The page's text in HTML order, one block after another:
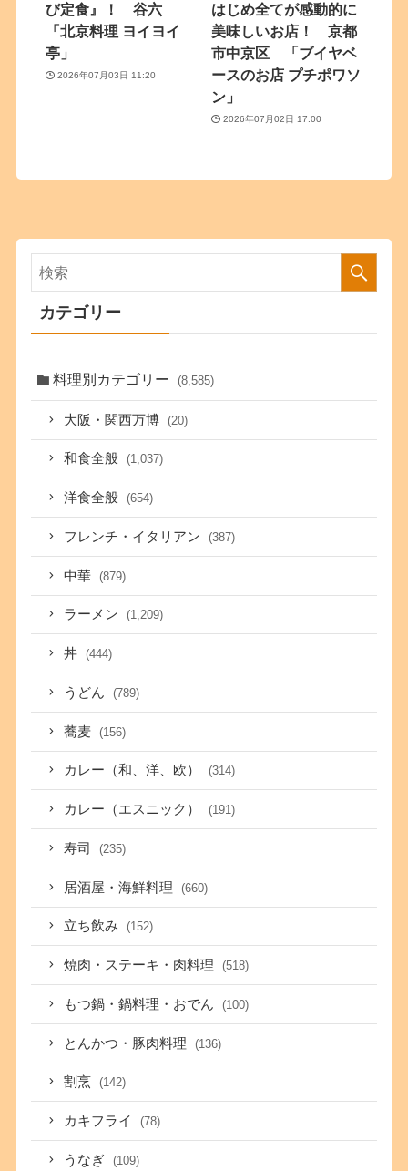
び定食』！ 谷六
「北京料理 ヨイヨイ
亭」
2026年07月03日 11:20
はじめ全てが感動的に
美味しいお店！ 京都
市中京区 「ブイヤベ
ースのお店 プチポワソ
ン」
2026年07月02日 17:00
カテゴリー
料理別カテゴリー (8,585)
大阪・関西万博 (20)
和食全般 (1,037)
洋食全般 (654)
フレンチ・イタリアン (387)
中華 (879)
ラーメン (1,209)
丼 (444)
うどん (789)
蕎麦 (156)
カレー（和、洋、欧） (314)
カレー（エスニック） (191)
寿司 (235)
居酒屋・海鮮料理 (660)
立ち飲み (152)
焼肉・ステーキ・肉料理 (518)
もつ鍋・鍋料理・おでん (100)
とんかつ・豚肉料理 (136)
割烹 (142)
カキフライ (78)
うなぎ (109)